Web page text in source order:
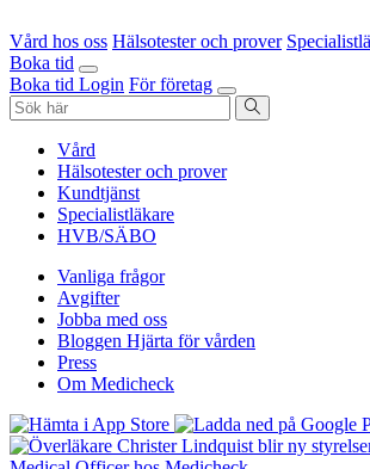
Vård hos oss Hälsotester och prover
Boka tid
Boka tid Login För företag
Vård
Hälsotester och prover
Kundtjänst
Specialistläkare
HVB/SÄBO
Vanliga frågor
Avgifter
Jobba med oss
Bloggen Hjärta för vården
Press
Om Medicheck